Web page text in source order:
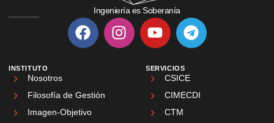
Ingeniería es Soberanía
INSTITUTO
Nosotros
Filosofía de Gestión
Imagen-Objetivo
SERVICIOS
CSICE
CIMECDI
CTM